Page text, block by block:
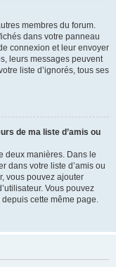
membres du forum.
dans votre panneau
connexion et leur envoyer
leurs messages peuvent
liste d’ignorés, tous ses
de ma liste d’amis ou
deux manières. Dans le
dans votre liste d’amis ou
vous pouvez ajouter
Vous pouvez
cette même page.